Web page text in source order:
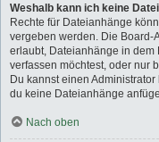
Weshalb kann ich keine
Rechte für Dateianhänge
vergeben werden. Die Board-
erlaubt, Dateianhänge in dem
verfassen möchtest, oder nur
Du kannst einen
du keine Dateianhänge
Nach oben